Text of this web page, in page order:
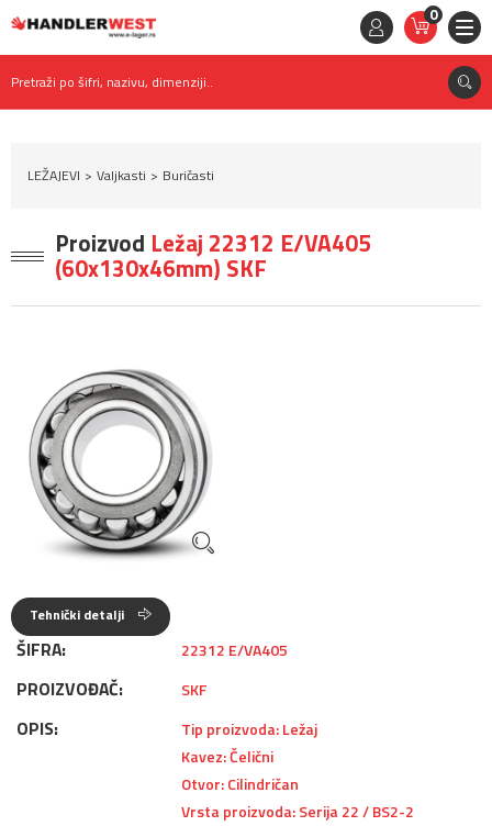
0
STAVKE
0,
RSD
Pretraži po šifri, nazivu, dimenziji..
LEŽAJEVI Valjkasti Buričasti
Proizvod Ležaj 22312 E/VA405
(60x130x46mm) SKF
Tehnički detalji
ŠIFRA: 22312 E/VA405
PROIZVOĐAČ: SKF
OPIS:
Tip proizvoda: Ležaj
Kavez: Čelični
Otvor: Cilindričan
Vrsta proizvoda: Serija 22 / BS2-2